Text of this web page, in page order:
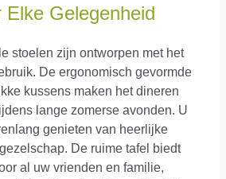
Gelegenheid
stoelen zijn ontworpen met het
De ergonomisch gevormde
kussens maken het dineren
lange zomerse avonden. U
genieten van heerlijke
De ruime tafel biedt
al uw vrienden en familie,